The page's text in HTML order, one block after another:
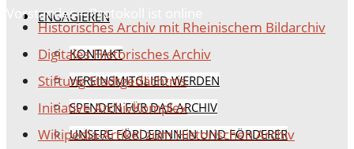
ENGAGIEREN
KONTAKT
VEREINSMITGLIED WERDEN
SPENDEN FÜR DAS ARCHIV
UNSERE FÖRDERINNEN UND FÖRDERER
Vorstandes – Protokoll ist online
Historisches Archiv mit Rheinischem Bildarchiv
Digitales Historisches Archiv
Stiftung Stadtgedächtnis
Initiative ArchivKomplex
Wikipedia-Artikel zum Historischen Archiv